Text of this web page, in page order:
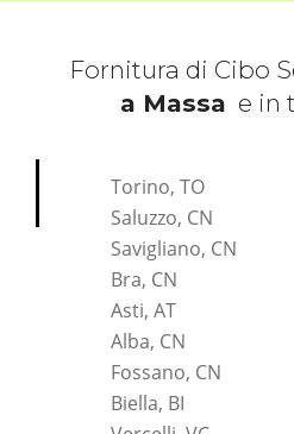
Fornitura di Cibo
a Massa e in
Torino, TO
Saluzzo, CN
Savigliano, CN
Bra, CN
Asti, AT
Alba, CN
Fossano, CN
Biella, BI